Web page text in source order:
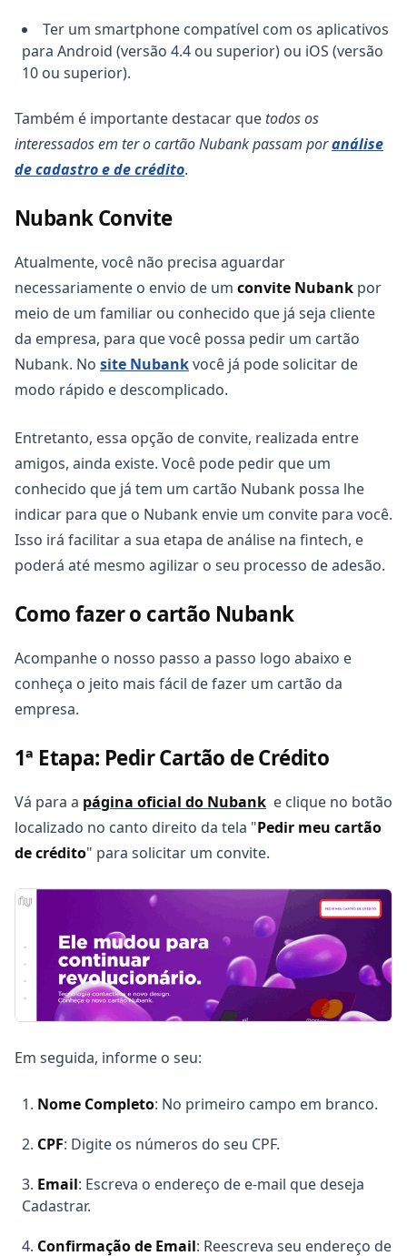
Ter um smartphone compatível com os aplicativos
para Android (versão 4.4 ou superior) ou iOS (versão
10 ou superior).
Também é importante destacar que todos os
interessados em ter o cartão Nubank passam poranálise
de cadastro e de crédito.
Nubank Convite
Atualmente, você não precisa aguardar
necessariamente o envio de um convite Nubank por
meio de um familiar ou conhecido que já seja cliente
da empresa, para que você possa pedir um cartão
Nubank. No site Nubankvocê já pode solicitar de
modo rápido e descomplicado.
Entretanto, essa opção de convite, realizada entre
amigos, ainda existe. Você pode pedir que um
conhecido que já tem um cartão Nubank possa lhe
indicar para que o Nubank envie um convite para você.
Isso irá facilitar a sua etapa de análise na fintech, e
poderá até mesmo agilizar o seu processo de adesão.
Como fazer o cartão Nubank
Acompanhe o nosso passo a passo logo abaixo e
conheça o jeito mais fácil de fazer um cartão da
empresa.
1ª Etapa: Pedir Cartão de Crédito
Vá para a página oficial do Nubank e clique no botão
localizado no canto direito da tela "Pedir meu cartão
de crédito" para solicitar um convite.
Em seguida, informe o seu:
Nome Completo: No primeiro campo em branco.
CPF: Digite os números do seu CPF.
Email: Escreva o endereço de e-mail que deseja
Cadastrar.
Confirmação de Email: Reescreva seu endereço de